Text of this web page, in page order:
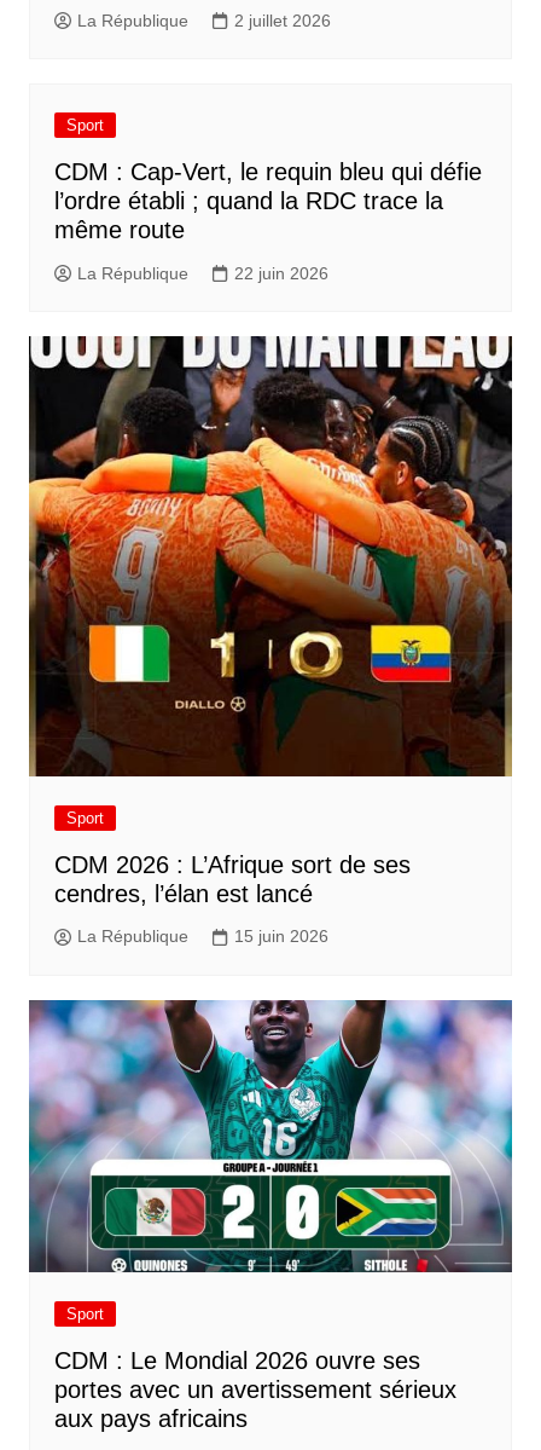
La République 2 juillet 2026
Sport
CDM : Cap-Vert, le requin bleu qui défie
l’ordre établi ; quand la RDC trace la
même route
La République 22 juin 2026
Sport
CDM 2026 : L’Afrique sort de ses
cendres, l’élan est lancé
La République 15 juin 2026
Sport
CDM : Le Mondial 2026 ouvre ses
portes avec un avertissement sérieux
aux pays africains